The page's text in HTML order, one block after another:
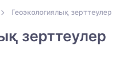
Геоэкологиялық зерттеулер
зерттеулер